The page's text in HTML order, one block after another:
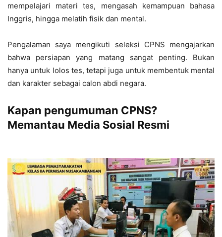
mempelajari materi tes, mengasah kemampuan bahasa
Inggris, hingga melatih fisik dan mental.
Pengalaman saya mengikuti seleksi CPNS mengajarkan
bahwa persiapan yang matang sangat penting. Bukan
hanya untuk lolos tes, tetapi juga untuk membentuk mental
dan karakter sebagai calon abdi negara.
Kapan pengumuman CPNS?
Memantau Media Sosial Resmi